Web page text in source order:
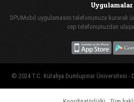
Uygulamalar
DPUMobil uygulamasını telefonunuza kurarak
cep telefonunuzdan
© 2024 T.C. Kütahya Dumlupınar Üniversitesi -